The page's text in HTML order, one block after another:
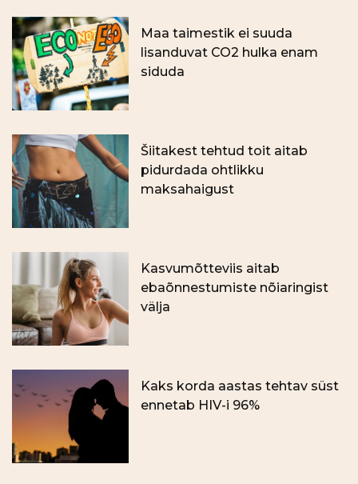
Maa taimestik ei suuda
lisanduvat CO2 hulka enam
siduda
Šiitakest tehtud toit aitab
pidurdada ohtlikku
maksahaigust
Kasvumõtteviis aitab
ebaõnnestumiste nõiaringist
välja
Kaks korda aastas tehtav süst
ennetab HIV-i 96%